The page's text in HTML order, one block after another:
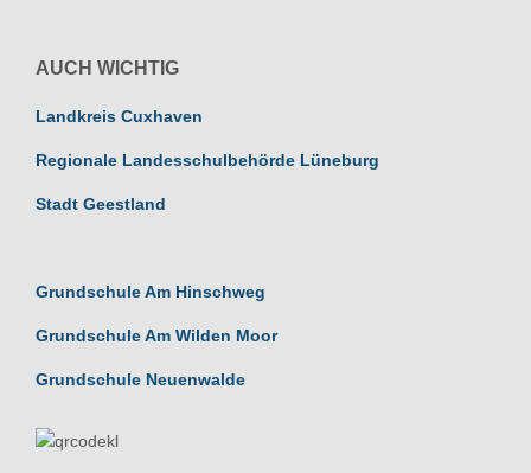
AUCH WICHTIG
Landkreis Cuxhaven
Regionale Landesschulbehörde Lüneburg
Stadt Geestland
Grundschule Am Hinschweg
Grundschule Am Wilden Moor
Grundschule Neuenwalde